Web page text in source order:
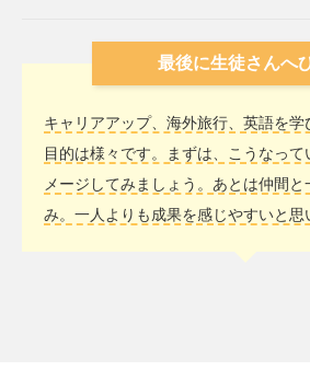
最後に生徒さんへ
キャリアアップ、海外旅行、英語を学
目的は様々です。まずは、こうなって
メージしてみましょう。あとは仲間
み。一人よりも成果を感じやすいと思